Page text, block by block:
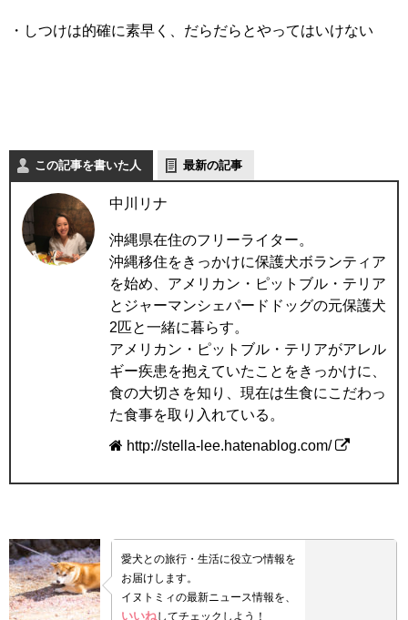
・しつけは的確に素早く、だらだらとやってはいけない
この記事を書いた人 最新の記事
中川リナ
沖縄県在住のフリーライター。
沖縄移住をきっかけに保護犬ボランティア
を始め、アメリカン・ピットブル・テリア
とジャーマンシェパードドッグの元保護犬
2匹と一緒に暮らす。
アメリカン・ピットブル・テリアがアレル
ギー疾患を抱えていたことをきっかけに、
食の大切さを知り、現在は生食にこだわっ
た食事を取り入れている。
http://stella-lee.hatenablog.com/
愛犬との旅行・生活に役立つ情報を
お届けします。
イヌトミィの最新ニュース情報を、
いいねしてチェックしよう！